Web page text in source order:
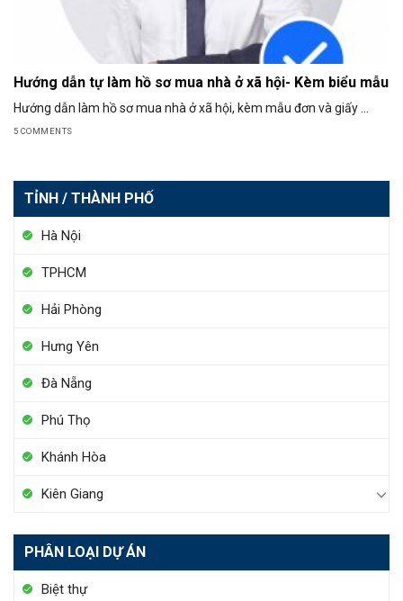
TỈNH / THÀNH PHỐ
Hà Nội
TPHCM
Hải Phòng
Hưng Yên
Đà Nẵng
Phú Thọ
Khánh Hòa
Kiên Giang
PHÂN LOẠI DỰ ÁN
Biệt thự
Hướng dẫn tự làm hồ sơ mua nhà ở xã hội- Kèm biểu mẫu
Hướng dẫn làm hồ sơ mua nhà ở xã hội, kèm mẫu đơn và giấy ...
5 COMMENTS